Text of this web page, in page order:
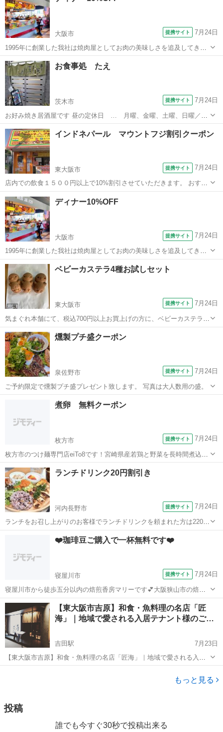
Instagramを...
大阪市 提携サイト 7月24日
1995年に創業した我社は焼肉屋としてお肉の美味しさを追及してきま
した。この度石窯と出会い、より一層美味しいお肉を追求し、もっと
沢山の人に食を通して楽しいひと時をお過ごし頂こうという想いから
MEAT LAB.8129は誕生し...
大阪 大阪市 洋食
お食事処 たえ
茨木市 提携サイト 7月24日
お好み焼き居酒屋です 昼の定休日 … 月曜、金曜、土曜、日曜／祭
日 夜の定休日 … 月曜／祭日 🕐昼営業時間 … 11:30〜13:30(13:15
ラストオーダー) 🕐夜営業時間 … 17:00〜23:00(22:00...
大阪 茨木市 居酒屋
インドネパール マウントフジ割引クーポン
東大阪市 提携サイト 7月24日
店内での飲食１５００円以上で10%割引させていただきます。 おすす
めはバターチキンカレー、明太子チーズナンです。 ランチ11：00〜
14：30 ディナー17：00〜22：30
大阪 東大阪市 カレー
ディナー10%OFF
大阪市 提携サイト 7月24日
1995年に創業した我社は焼肉屋としてお肉の美味しさを追及してきま
した。この度石窯と出会い、より一層美味しいお肉を追求し、もっと
沢山の人に食を通して楽しいひと時をお過ごし頂こうという想いから
MEAT LAB.8129は誕生し...
大阪 大阪市 洋食
ベビーカステラ4種お試しセット
東大阪市 提携サイト 7月24日
気まぐれ本舗にて、税込700円以上お買上げの方に、ベビーカステラの
プレーン、カスタード、チョコクリーム、チョコチップの4種の味をお
試しでつけさせていただきます！
大阪 東大阪市 その他
燻製プチ盛クーポン
泉佐野市 提携サイト 7月24日
ご予約限定で燻製プチ盛プレゼント致します。 写真は大人数用の盛。
泉佐野市 居酒屋
煮卵 無料クーポン
枚方市 提携サイト 7月24日
枚方市のつけ麺専門店eiTo8です！宮崎県産若鶏と野菜を長時間煮込ん
だ濃厚スープと魚介だしのWスープは、国産小麦使用の極太麺との絡
みが抜群！とりしおラーメン、あぶら麺もオススメの一杯です。
大阪 枚方市 ラーメン
ランチドリンク20円割引き
河内長野市 提携サイト 7月24日
ランチをお召し上がりのお客様でランチドリンクを頼まれた方は220円
のランチドリンクから20円割引いたします。
河内長野市 洋食
❤️珈琲豆ご購入で一杯無料です❤️
寝屋川市 提携サイト 7月24日
寝屋川市から徒歩五分以内の焙煎香房マリーです💕大阪狭山市の焙煎
香房シマノプロデュースの2号店になります。 焙煎したての珈琲が週
替わりでお飲み頂けます☕️ 完全カウンターなんですが、お一人様でも
お気軽にお入り下さい。常に数種類...
大阪 寝屋川市 カフェ
【東大阪市吉原】和食・魚料理の名店「匠
海」｜地域で愛される入居テナント様のご紹
吉田駅
7月23日
【東大阪市吉原】和食・魚料理の名店「匠海」｜地域で愛される入居
テナント様のご紹介 ご覧いただきありがとうございます。 末吉有限会
もっと見る
投稿
誰でも今すぐ30秒で投稿出来る